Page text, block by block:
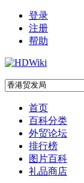
登录
注册
帮助
首页
百科分类
外贸论坛
排行榜
图片百科
礼品商店